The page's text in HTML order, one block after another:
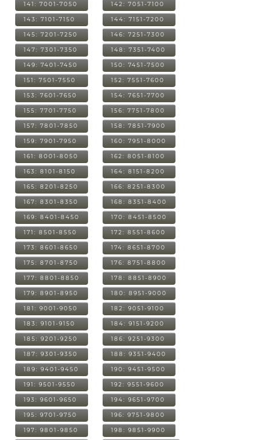
141: 7001-7050 142: 7051-7100
143: 7101-7150 144: 7151-7200
145: 7201-7250 146: 7251-7300
147: 7301-7350 148: 7351-7400
149: 7401-7450 150: 7451-7500
151: 7501-7550 152: 7551-7600
153: 7601-7650 154: 7651-7700
155: 7701-7750 156: 7751-7800
157: 7801-7850 158: 7851-7900
159: 7901-7950 160: 7951-8000
161: 8001-8050 162: 8051-8100
163: 8101-8150 164: 8151-8200
165: 8201-8250 166: 8251-8300
167: 8301-8350 168: 8351-8400
169: 8401-8450 170: 8451-8500
171: 8501-8550 172: 8551-8600
173: 8601-8650 174: 8651-8700
175: 8701-8750 176: 8751-8800
177: 8801-8850 178: 8851-8900
179: 8901-8950 180: 8951-9000
181: 9001-9050 182: 9051-9100
183: 9101-9150 184: 9151-9200
185: 9201-9250 186: 9251-9300
187: 9301-9350 188: 9351-9400
189: 9401-9450 190: 9451-9500
191: 9501-9550 192: 9551-9600
193: 9601-9650 194: 9651-9700
195: 9701-9750 196: 9751-9800
197: 9801-9850 198: 9851-9900